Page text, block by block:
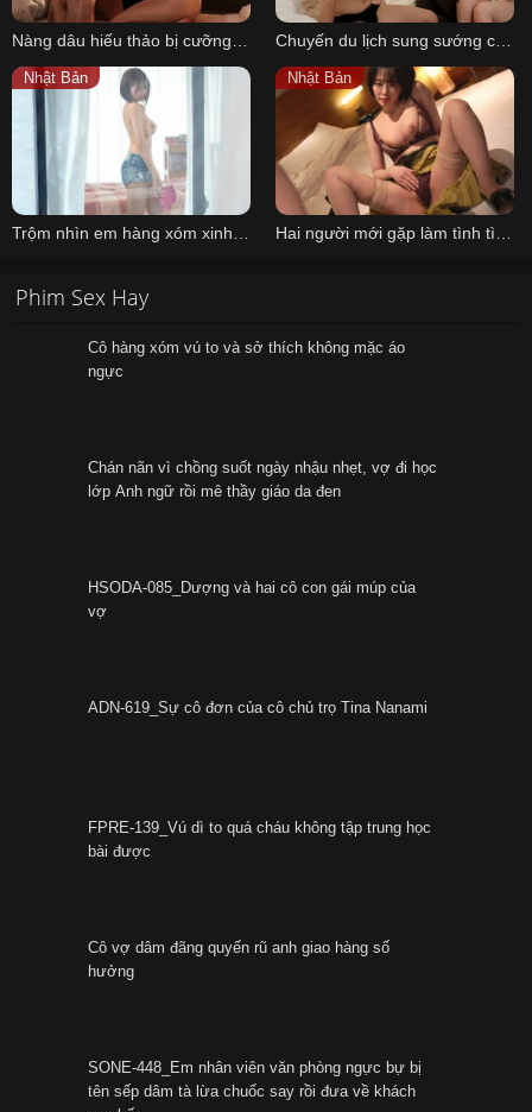
Nhật Bản
Trộm nhìn em hàng xóm xinh đẹp đối diện nhà khỏa mãn mỗi ngày và…
Nhật Bản
Hai người mới gặp làm tình tìm cảm giác mới lạ khi đã chán vợ và chồng
Phim Sex Hay
Cô hàng xóm vú to và sở thích không mặc áo
ngực
Chán nãn vì chồng suốt ngày nhậu nhẹt, vợ đi học
lớp Anh ngữ rồi mê thầy giáo da đen
HSODA-085_Dượng và hai cô con gái múp của
vợ
ADN-619_Sự cô đơn của cô chủ trọ Tina Nanami
FPRE-139_Vú dì to quá cháu không tập trung học
bài được
Cô vợ dâm đãng quyến rũ anh giao hàng số
hưởng
SONE-448_Em nhân viên văn phòng ngực bự bị
tên sếp dâm tà lừa chuốc say rồi đưa về khách